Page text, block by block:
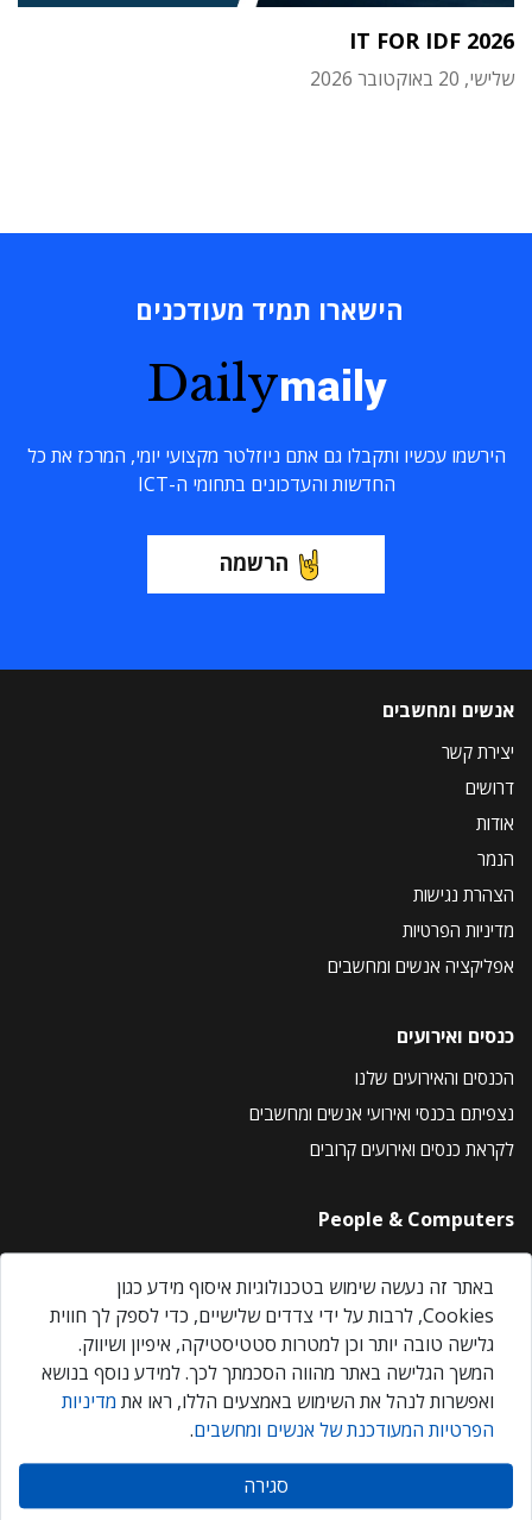
IT FOR IDF 2026
שלישי, 20 באוקטובר 2026
הישארו תמיד מעודכנים
Dailymaily
הירשמו עכשיו ותקבלו גם אתם ניוזלטר מקצועי יומי, המרכז את כל
החדשות והעדכונים בתחומי ה-ICT
הרשמה
אנשים ומחשבים
יצירת קשר
דרושים
אודות
הנמר
הצהרת נגישות
מדיניות הפרטיות
אפליקציה אנשים ומחשבים
כנסים ואירועים
הכנסים והאירועים שלנו
נצפיתם בכנסי ואירועי אנשים ומחשבים
לקראת כנסים ואירועים קרובים
People & Computers
About Us
Privacy Policy
Contact Us
Our Events
אנשים ומחשבים © 2026 – כל הזכויות שמורות
באתר זה נעשה שימוש בטכנולוגיות איסוף מידע כגון
Cookies, לרבות על ידי צדדים שלישיים, כדי לספק לך חווית
גלישה טובה יותר וכן למטרות סטטיסטיקה, איפיון ושיווק.
המשך הגלישה באתר מהווה הסכמתך לכך. למידע נוסף בנושא
ואפשרות לנהל את השימוש באמצעים הללו, ראו את מדיניות
הפרטיות המעודכנת של אנשים ומחשבים.
סגירה